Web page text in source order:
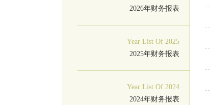
2026年财务报表
Year List Of 2025
2025年财务报表
Year List Of 2024
2024年财务报表